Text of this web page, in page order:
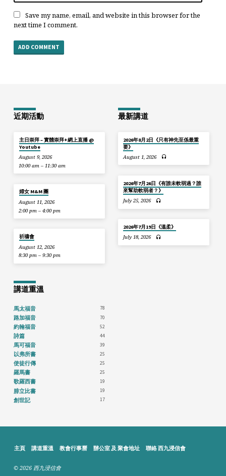
Save my name, email, and website in this browser for the
next time I comment.
近期活動
主日崇拜 – 實體崇拜+網上直播 @
Youtube
August 9, 2026
10:00 am – 11:30 am
婦女 M&M 團
August 11, 2026
2:00 pm – 4:00 pm
祈禱會
August 12, 2026
8:30 pm – 9:30 pm
最新講道
2026年8月2日《只有神先至係最重
要》
August 1, 2026
2026年7月26日《有誰未軟弱過？誰
來幫助軟弱者？》
July 25, 2026
2026年7月19日《溫柔》
July 18, 2026
講道重溫
馬太福音 78
路加福音 70
約翰福音 52
詩篇 44
馬可福音 39
以弗所書 25
使徒行傳 25
羅馬書 25
歌羅西書 19
腓立比書 19
創世記 17
主頁 講道重溫 教會行事曆 辦公室 及 聚會地址 聯絡 西九浸信會
© 2026 西九浸信會